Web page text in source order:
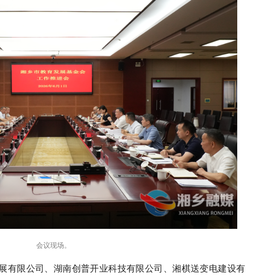
会议现场。
有限公司、湖南创普开业科技有限公司、湘棋送变电建设有